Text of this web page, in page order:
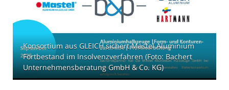
Konsortium aus GLEICH sichert Mastel Aluminium
Fortbestand im Insolvenzverfahren (Foto: Bachert
Unternehmensberatung GmbH & Co. KG)